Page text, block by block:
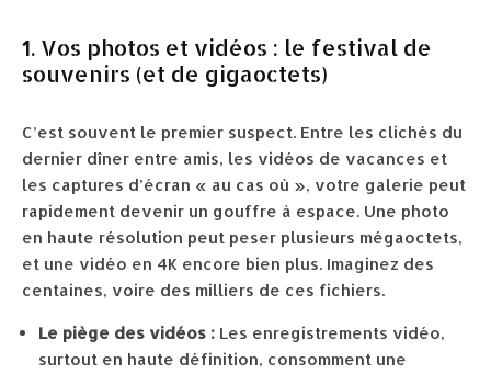
1. Vos photos et vidéos : le festival de
souvenirs (et de gigaoctets)
C’est souvent le premier suspect. Entre les clichés du
dernier dîner entre amis, les vidéos de vacances et
les captures d’écran « au cas où », votre galerie peut
rapidement devenir un gouffre à espace. Une photo
en haute résolution peut peser plusieurs mégaoctets,
et une vidéo en 4K encore bien plus. Imaginez des
centaines, voire des milliers de ces fichiers.
Le piège des vidéos : Les enregistrements vidéo,
surtout en haute définition, consomment une